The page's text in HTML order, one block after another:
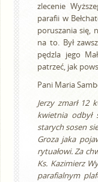
zlecenie
parafii w
poruszania się,
na to. Był
pędzla jego
patrzeć, jak
Pani Maria
Jerzy zmarł 12
kwietnia odbył
starych sosen
Groza jaka
rytuałowi. Za
Ks. Kazimierz
parafialnym